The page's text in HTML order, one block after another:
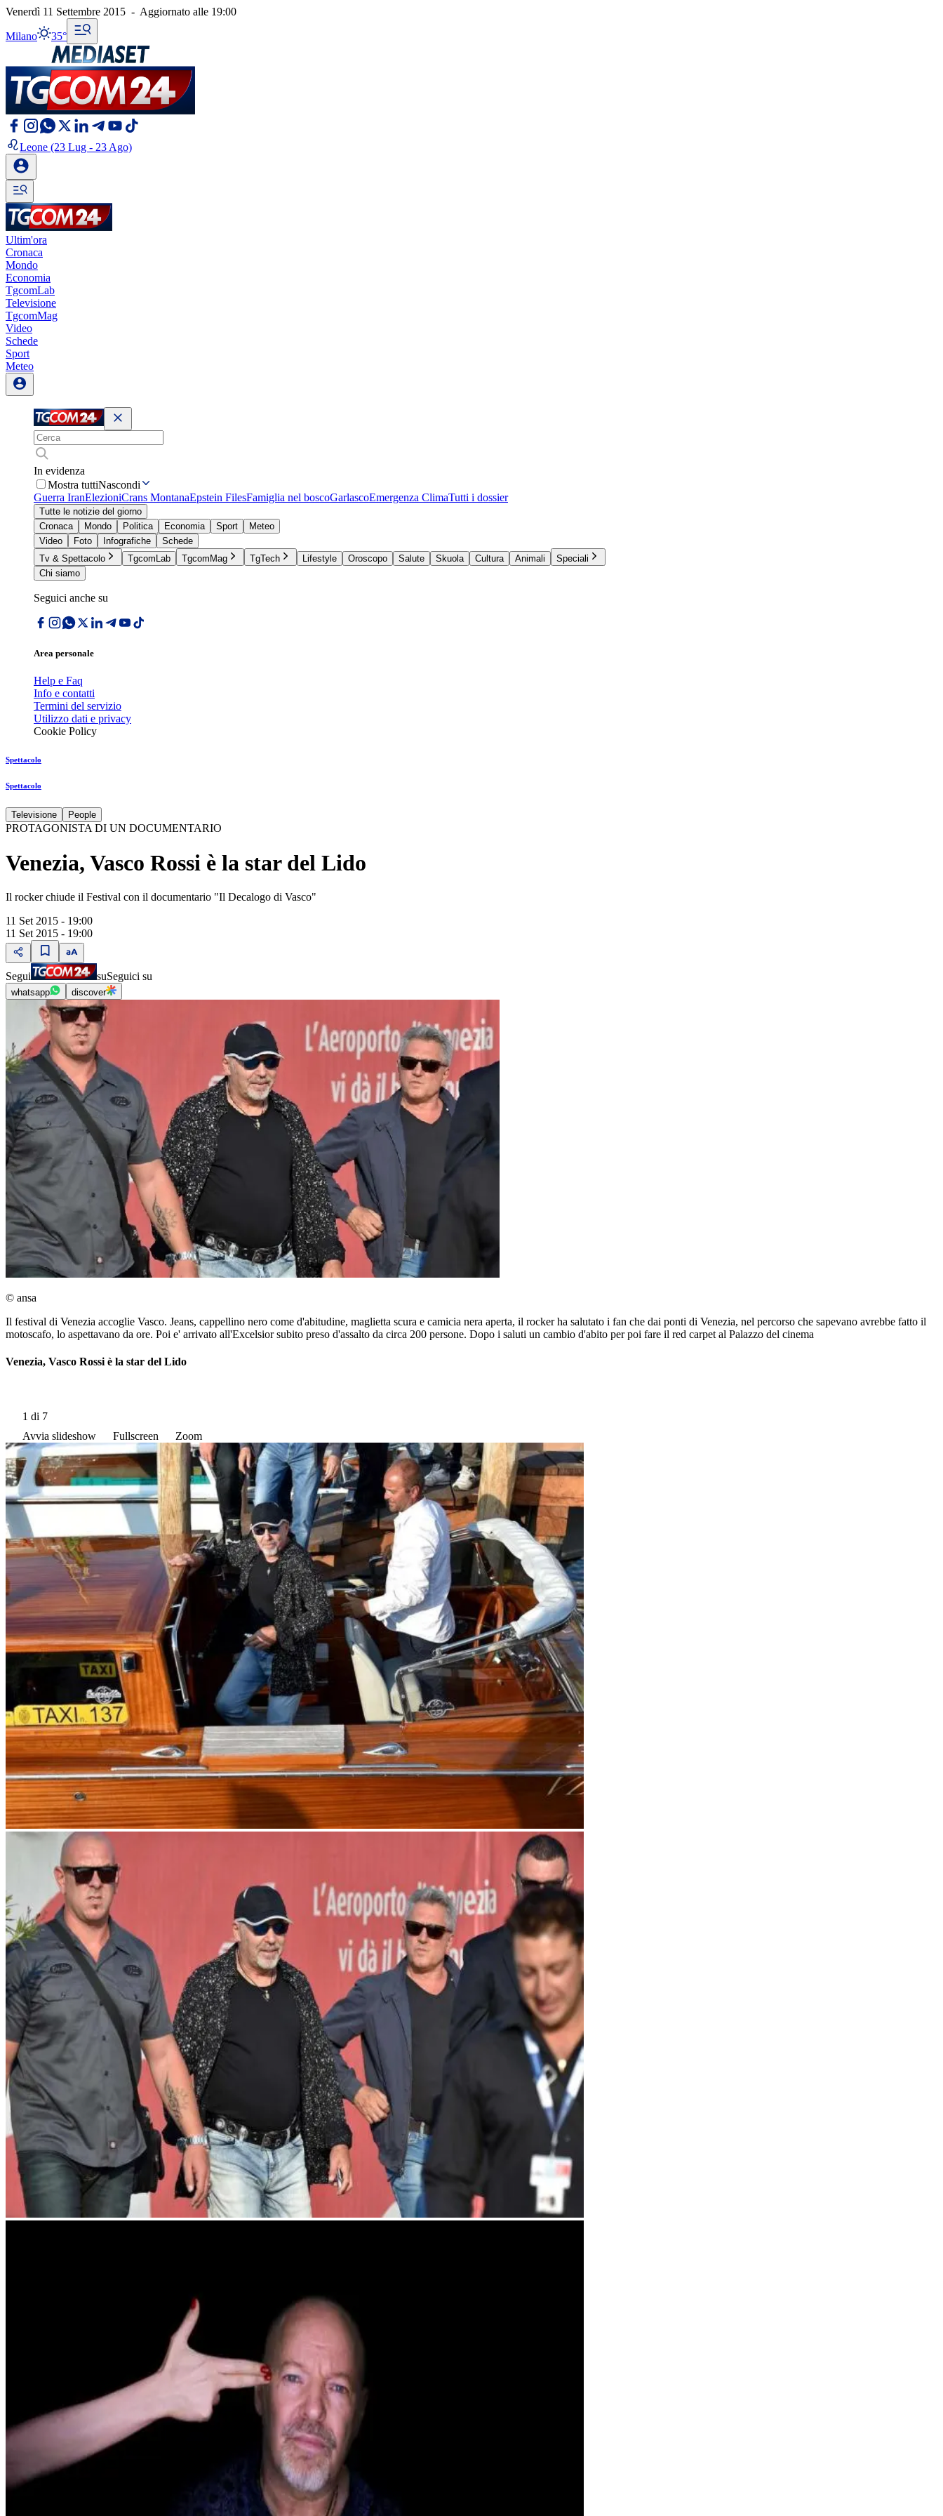
Venerdì 11 Settembre 2015 - Aggiornato alle 19:00
Milano 35°
Leone (23 Lug - 23 Ago)
Ultim'ora
Cronaca
Mondo
Economia
TgcomLab
Televisione
TgcomMag
Video
Schede
Sport
Meteo
In evidenza
Mostra tuttiNascondi
Guerra IranElezioniCrans MontanaEpstein FilesFamiglia nel boscoGarlascoEmergenza ClimaTutti i dossier
Tutte le notizie del giorno
Cronaca
Mondo Politica Economia Sport
Meteo
Video
Foto Infografiche
Schede
Tv & Spettacolo
TgcomLab TgcomMag TgTech Lifestyle Oroscopo Salute Skuola Cultura Animali
Speciali
Chi siamo
Seguici anche su
Area personale
Help e Faq
Info e contatti
Termini del servizio
Utilizzo dati e privacy
Cookie Policy
Spettacolo
Spettacolo
Televisione People
PROTAGONISTA DI UN DOCUMENTARIO
Venezia, Vasco Rossi è la star del Lido
Il rocker chiude il Festival con il documentario "Il Decalogo di Vasco"
11 Set 2015 - 19:00
11 Set 2015 - 19:00
Segui suSeguici su
whatsapp discover
© ansa
Il festival di Venezia accoglie Vasco. Jeans, cappellino nero come d'abitudine, maglietta scura e camicia nera aperta, il rocker ha salutato i fan che dai ponti di Venezia, nel percorso che sapevano avrebbe fatto il
motoscafo, lo aspettavano da ore. Poi e' arrivato all'Excelsior subito preso d'assalto da circa 200 persone. Dopo i saluti un cambio d'abito per poi fare il red carpet al Palazzo del cinema
Venezia, Vasco Rossi è la star del Lido
1 di 7
Avvia slideshow
Fullscreen Zoom